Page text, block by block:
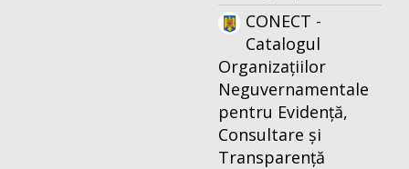
CONECT -
Catalogul
Organizațiilor
Neguvernamentale
pentru Evidență,
Consultare și
Transparență